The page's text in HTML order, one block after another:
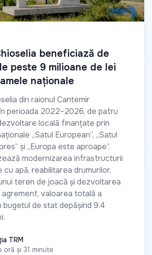
beneficiază de
peste 9 milioane de lei
naționale
din raionul Cantemir
perioada 2022–2026, de patru
locală finanțate prin
„Satul European”, „Satul
și „Europa este aproape”.
modernizarea infrastructurii
cu apă, reabilitarea drumurilor,
teren de joacă și dezvoltarea
valoarea totală a
bugetul de stat depășind 9.4
TRM
oră și 31 minute